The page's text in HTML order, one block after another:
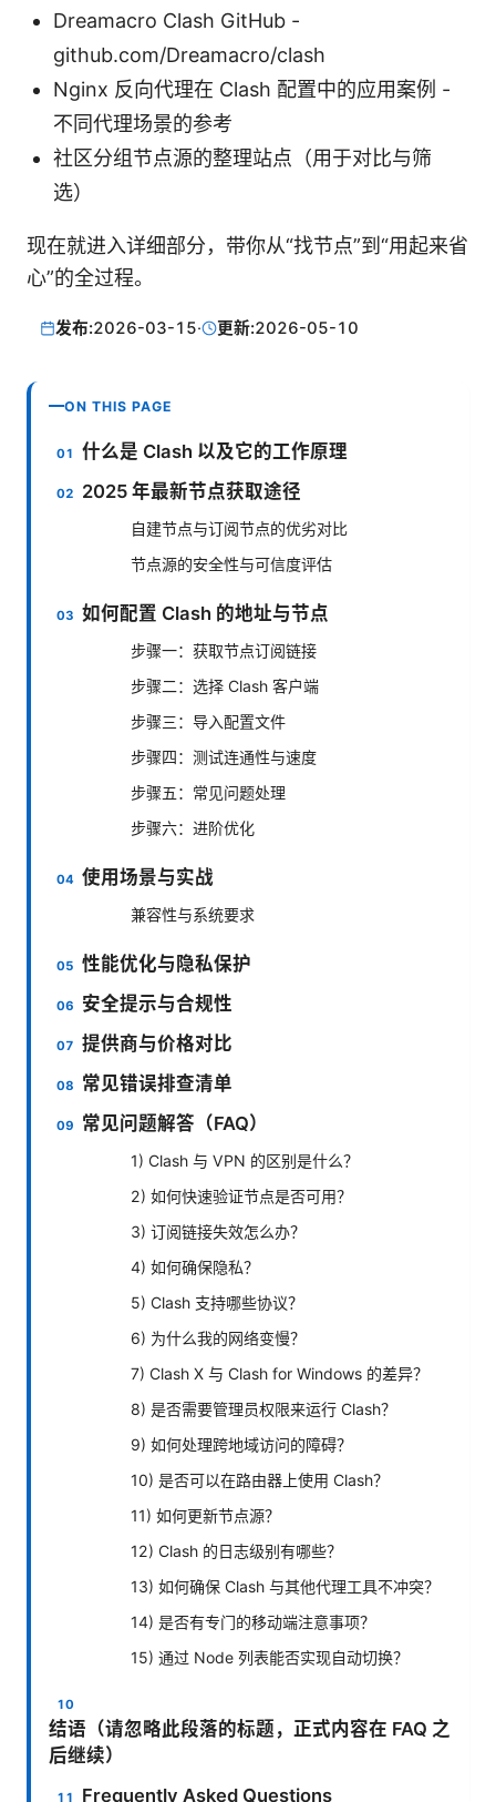
Dreamacro Clash GitHub -
github.com/Dreamacro/clash
Nginx 反向代理在 Clash 配置中的应用案例 -
不同代理场景的参考
社区分组节点源的整理站点（用于对比与筛
选）
现在就进入详细部分，带你从“找节点”到“用起来省
心”的全过程。
发布:2026-03-15· 更新:2026-05-10
ON THIS PAGE
什么是 Clash 以及它的工作原理
2025 年最新节点获取途径
自建节点与订阅节点的优劣对比
节点源的安全性与可信度评估
如何配置 Clash 的地址与节点
步骤一：获取节点订阅链接
步骤二：选择 Clash 客户端
步骤三：导入配置文件
步骤四：测试连通性与速度
步骤五：常见问题处理
步骤六：进阶优化
使用场景与实战
兼容性与系统要求
性能优化与隐私保护
安全提示与合规性
提供商与价格对比
常见错误排查清单
常见问题解答（FAQ）
1) Clash 与 VPN 的区别是什么？
2) 如何快速验证节点是否可用？
3) 订阅链接失效怎么办？
4) 如何确保隐私？
5) Clash 支持哪些协议？
6) 为什么我的网络变慢？
7) Clash X 与 Clash for Windows 的差异？
8) 是否需要管理员权限来运行 Clash？
9) 如何处理跨地域访问的障碍？
10) 是否可以在路由器上使用 Clash？
11) 如何更新节点源？
12) Clash 的日志级别有哪些？
13) 如何确保 Clash 与其他代理工具不冲突？
14) 是否有专门的移动端注意事项？
15) 通过 Node 列表能否实现自动切换？
结语（请忽略此段落的标题，正式内容在 FAQ 之
后继续）
Frequently Asked Questions